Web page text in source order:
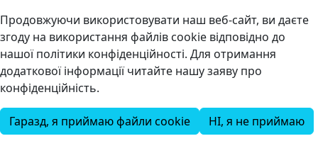
Продовжуючи використовувати наш веб-сайт, ви даєте
згоду на використання файлів cookie відповідно до
нашої політики конфіденційності. Для отримання
додаткової інформації читайте нашу заяву про
конфіденційність.
Гаразд, я приймаю файли cookie НІ, я не приймаю